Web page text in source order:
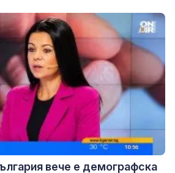
вече е демографска